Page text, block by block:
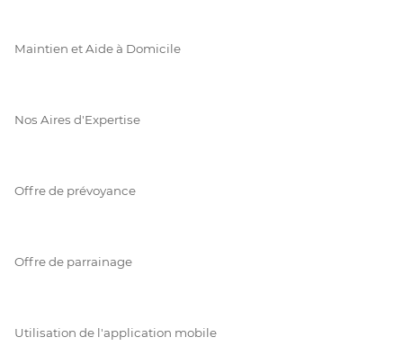
Maintien et Aide à Domicile
Nos Aires d'Expertise
Offre de prévoyance
Offre de parrainage
Utilisation de l'application mobile